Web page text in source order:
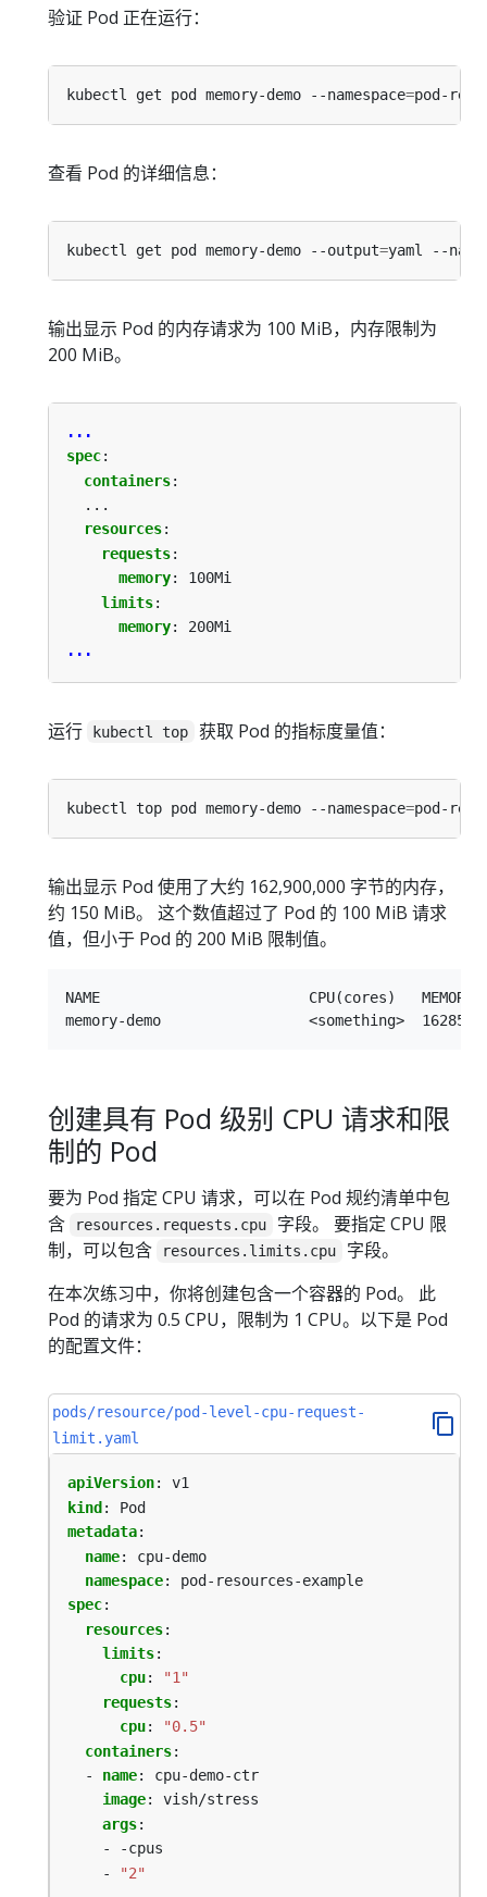
验证 Pod 正在运行：
kubectl get pod memory-demo --namespace=
查看 Pod 的详细信息：
kubectl get pod memory-demo --output=yaml --
输出显示 Pod 的内存请求为 100 MiB，内存限制为
200 MiB。
...
spec:
containers:
...
resources:
requests:
memory:
100Mi
limits:
memory:
200Mi
...
运行 kubectl top 获取 Pod 的指标度量值：
kubectl top pod memory-demo --namespace=
输出显示 Pod 使用了大约 162,900,000 字节的内存，
约 150 MiB。 这个数值超过了 Pod 的 100 MiB 请求
值，但小于 Pod 的 200 MiB 限制值。
NAME                        CPU(cores)
创建具有 Pod 级别 CPU 请求和限
制的 Pod
要为 Pod 指定 CPU 请求，可以在 Pod 规约清单中包
含
resources.requests.cpu
字段。 要指定 CPU 限
制，可以包含
resources.limits.cpu
字段。
在本次练习中，你将创建包含一个容器的 Pod。 此
Pod 的请求为 0.5 CPU，限制为 1 CPU。以下是 Pod
的配置文件：
pods/resource/pod-level-cpu-request-
limit.yaml
apiVersion:
v1
kind :
Pod
metadata:
name:
cpu-demo
namespace:
pod-resources-example
spec:
resources:
limits:
cpu:
"1"
requests:
cpu:
"0.5"
containers:
- name:
cpu-demo-ctr
image:
vish/stress
args:
- -cpus
-
"2"